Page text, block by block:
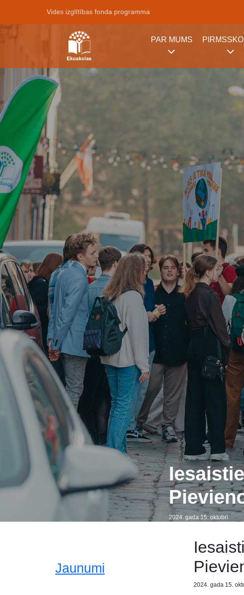
Vides izglītības fonda programma
PAR MUMS
2024. gada 15. oktobrī
Jaunumi
2024. gada 15.